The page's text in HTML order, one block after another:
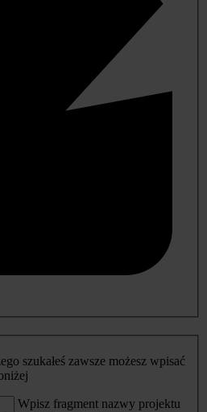
szukałeś zawsze możesz wpisać
Wpisz fragment nazwy projektu